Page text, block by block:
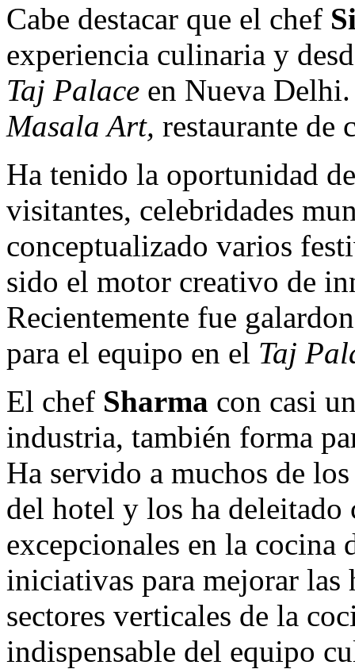
Cabe destacar que el chef
experiencia culinaria y
Taj Palace en Nueva
Masala Art, restaurante de
Ha tenido la oportunidad
visitantes, celebridades
conceptualizado varios
sido el motor creativo de
Recientemente fue
para el equipo en el Taj
El chef Sharma con casi
industria, también forma
Ha servido a muchos de
del hotel y los ha deleitado
excepcionales en la cocina
iniciativas para mejorar las
sectores verticales de la
indispensable del equipo